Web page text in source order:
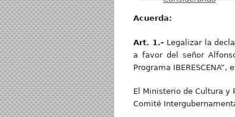
Acuerda:
Art. 1.- Legalizar la
a favor del señor
Programa
El Ministerio de Cultura y
Comité